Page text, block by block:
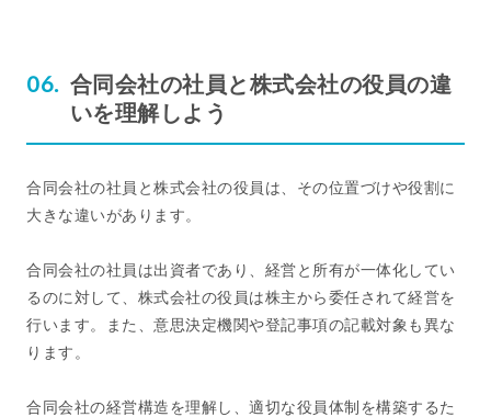
合同会社の社員と株式会社の役員の違
いを理解しよう
合同会社の社員と株式会社の役員は、その位置づけや役割に
大きな違いがあります。
合同会社の社員は出資者であり、経営と所有が一体化してい
るのに対して、株式会社の役員は株主から委任されて経営を
行います。また、意思決定機関や登記事項の記載対象も異な
ります。
合同会社の経営構造を理解し、適切な役員体制を構築するた